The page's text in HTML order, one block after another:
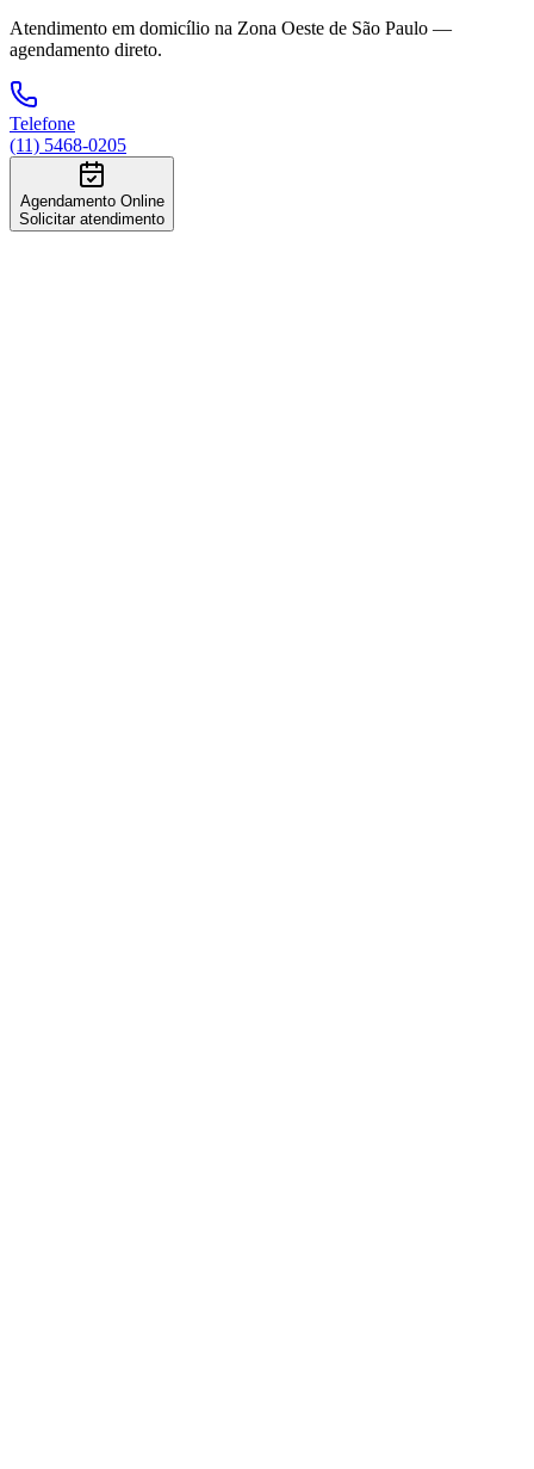
Atendimento em domicílio na Zona Oeste de São Paulo —
agendamento direto.
Telefone
(11) 5468-0205
Agendamento Online
Solicitar atendimento